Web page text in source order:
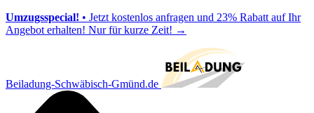
Umzugsspecial! • Jetzt kostenlos anfragen und 23% Rabatt auf Ihr
Angebot erhalten! Nur für kurze Zeit! →
Beiladung-Schwäbisch-Gmünd.de